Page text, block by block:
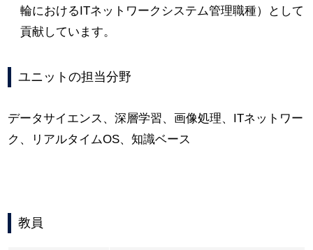
輪におけるITネットワークシステム管理職種）として
貢献しています。
ユニットの担当分野
データサイエンス、深層学習、画像処理、ITネットワー
ク、リアルタイムOS、知識ベース
教員